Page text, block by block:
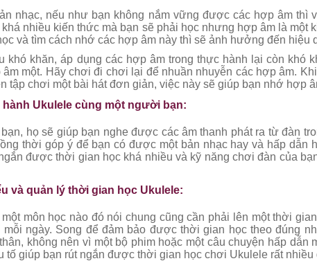
nhạc, nếu như bạn không nắm vững được các hợp âm thì
nhiều kiến thức mà bạn sẽ phải học nhưng hợp âm là một
và tìm cách nhớ các hợp âm này thì sẽ ảnh hưởng đến hiệu
khó khăn, áp dụng các hợp âm trong thực hành lại còn khó
âm một. Hãy chơi đi chơi lại để nhuần nhuyễn các hợp âm.
tập chơi một bài hát đơn giản, việc này sẽ giúp bạn nhớ hợp
hành Ukulele cùng một người bạn:
họ sẽ giúp bạn nghe được các âm thanh phát ra từ đàn
thời góp ý để bạn có được một bản nhạc hay và hấp dẫn
được thời gian học khá nhiều và kỹ năng chơi đàn của
và quản lý thời gian học Ukulele:
môn học nào đó nói chung cũng cần phải lên một thời
ngày. Song để đảm bảo được thời gian học theo đúng
không nên vì một bộ phim hoặc một câu chuyện hấp dẫn
tố giúp bạn rút ngắn được thời gian học chơi Ukulele rất nhiều